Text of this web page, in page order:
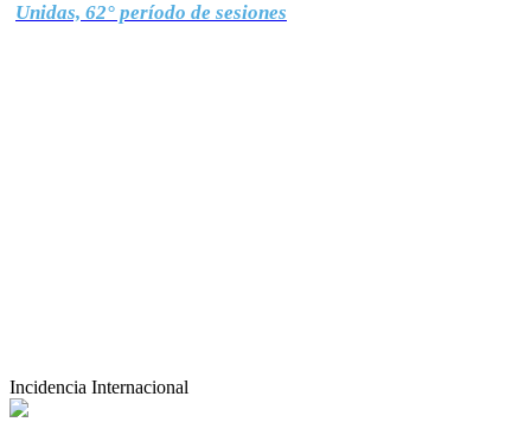
Unidas, 62° período de sesiones
Incidencia Internacional